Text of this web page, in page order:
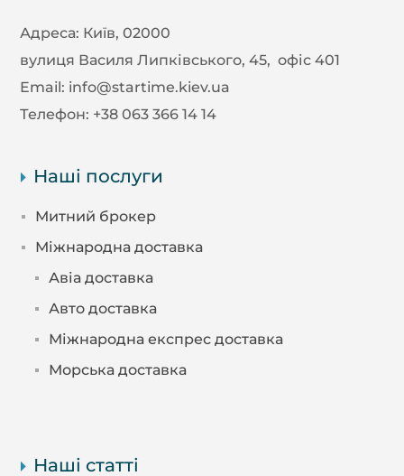
Адреса: Київ, 02000
вулиця Василя Липківського, 45, офіс 401
Email: info@startime.kiev.ua
Телефон: +38 063 366 14 14
Наші послуги
Митний брокер
Міжнародна доставка
Авіа доставка
Авто доставка
Міжнародна експрес доставка
Морська доставка
Наші статті